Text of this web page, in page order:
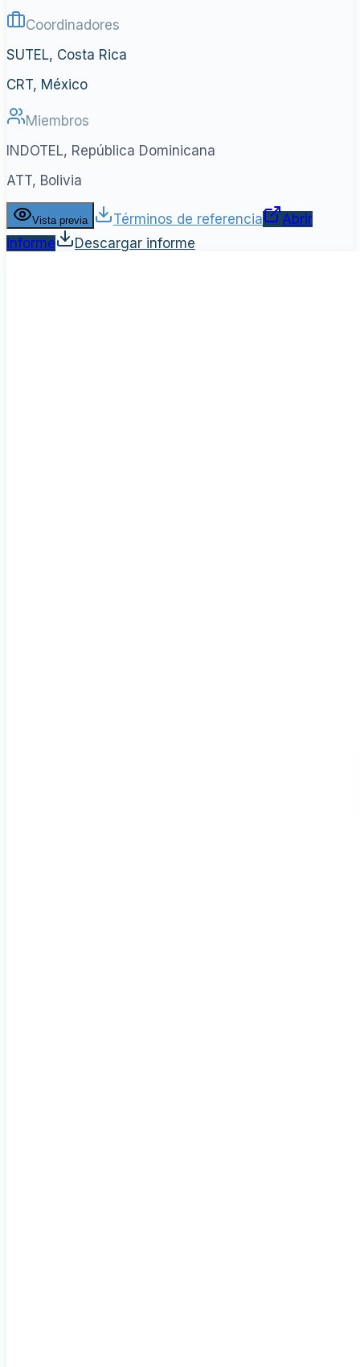
Coordinadores
SUTEL, Costa Rica
CRT, México
Miembros
INDOTEL, República Dominicana
ATT, Bolivia
Vista previa Términos de referencia
Abrir
informe
Descargar informe